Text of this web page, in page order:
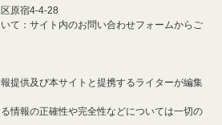
原宿4-4-28
て：サイト内のお問い合わせフォームからご
提供及び本サイトと提携するライターが編集
情報の正確性や完全性などについては一切の